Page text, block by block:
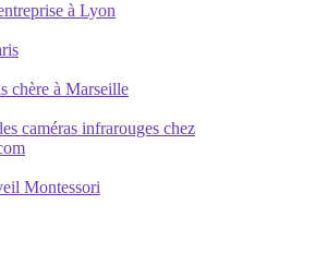
à Lyon
chère à Marseille
caméras infrarouges chez
Montessori